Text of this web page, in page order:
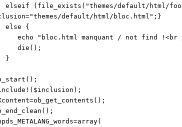
(file_exists("themes/default/html/
default/html/bloc.html";}
{
"bloc.html manquant / not find !<br